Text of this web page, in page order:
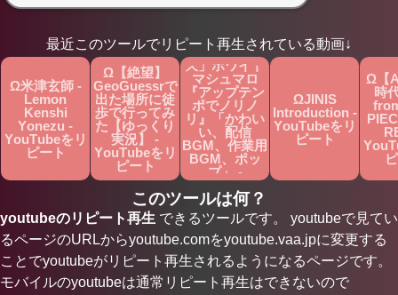
最近このツールでリピート再生されている動画↓
Ω米津玄師 -
Lemon
Kenshi
Yonezu -
YouTubeをリ
ピート
Ω【絶望】
GeoGuessrで
出た場所に徒
歩で行ってみ
た【ゆっくり
実況】 -
YouTubeをリ
ピート
Ω「フリー
BGM 30分耐
久」ホワイト
マシュマロ
『アップテン
ポでノリノ
リ』「かわい
い、配信
BGM、作業用
BGM、ポッ
プ」 -
YouTubeをリ
ピート
ΩJINIS
Introduction -
YouTubeをリ
ピート
Ω【
時
このツールは何？
youtubeのリピート再生 できるツールです。 youtubeで見てい
るページのURLからyoutube.comをyoutube.vaa.jpに変更する
ことでyoutubeがリピート再生されるようになるページです。
モバイルのyoutubeは通常リピート再生はできないので